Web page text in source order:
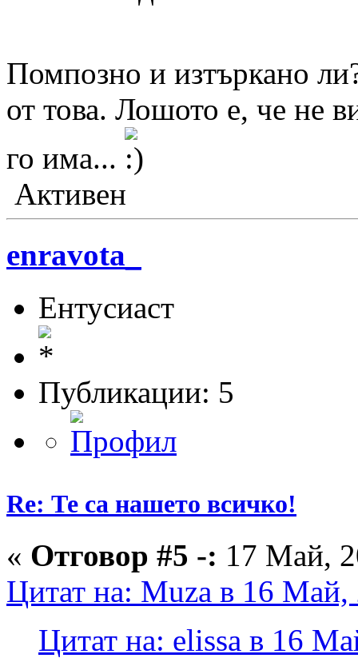
Помпозно и изтъркано
от това. Лошото е, че не
го има...
Активен
enravota_
Ентусиаст
Публикации: 5
Re: Те са нашето всичко!
« Отговор #5 -: 17 Май,
Цитат на: Muza в 16 Май,
Цитат на: elissa в 16